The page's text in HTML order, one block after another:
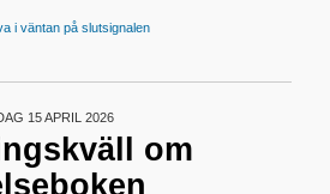
i väntan på slutsignalen
15 APRIL 2026
om